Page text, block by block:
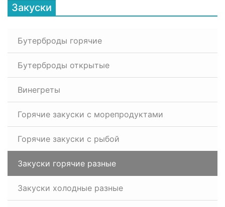
Закуски
Бутерброды горячие
Бутерброды открытые
Винегреты
Горячие закуски с морепродуктами
Горячие закуски с рыбой
Закуски горячие разные
Закуски холодные разные